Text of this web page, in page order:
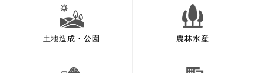
土地造成・公園 農林水産